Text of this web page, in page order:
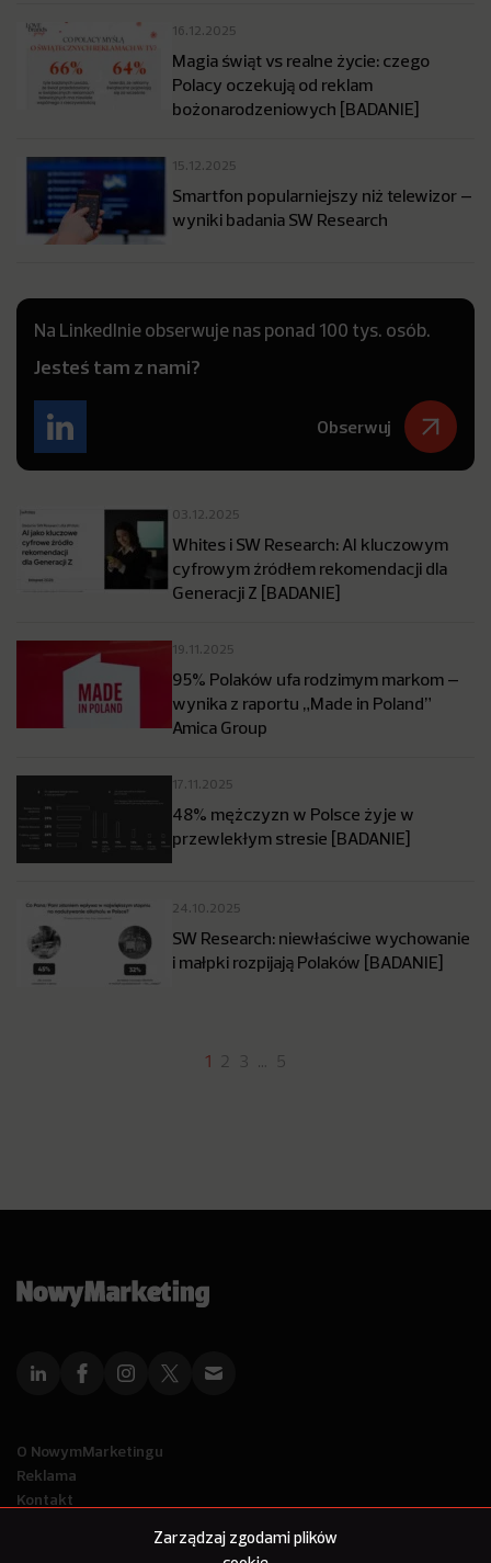
Zarządzaj zgodami plików
16.12.2025
Magia świąt vs realne życie: czego
Polacy oczekują od reklam
bożonarodzeniowych [BADANIE]
15.12.2025
Smartfon popularniejszy niż telewizor –
wyniki badania SW Research
Na LinkedInie obserwuje nas ponad 100 tys. osób.
Jesteś tam z nami?
Obserwuj
03.12.2025
Whites i SW Research: AI kluczowym
cyfrowym źródłem rekomendacji dla
Generacji Z [BADANIE]
19.11.2025
95% Polaków ufa rodzimym markom –
wynika z raportu „Made in Poland”
Amica Group
17.11.2025
48% mężczyzn w Polsce żyje w
przewlekłym stresie [BADANIE]
24.10.2025
SW Research: niewłaściwe wychowanie
i małpki rozpijają Polaków [BADANIE]
1 2 3 … 5
O NowymMarketingu
Reklama
Kontakt